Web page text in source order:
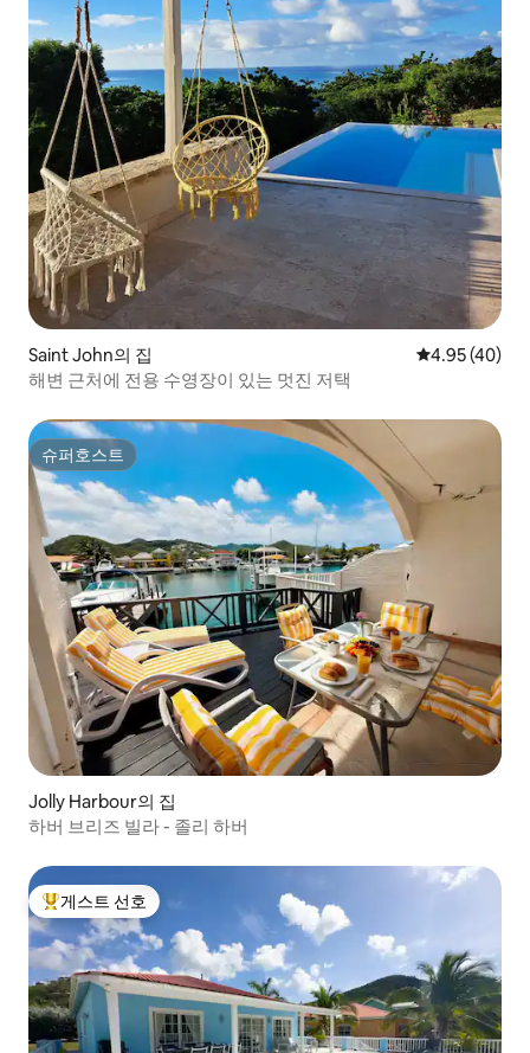
Saint John의 집 평점 4.95점(5
4.95 (40)
해변 근처에 전용 수영장이 있는 멋진 저택
슈퍼호스트
슈퍼호스트
Jolly Harbour의 집
하버 브리즈 빌라 - 졸리 하버
상위 게스트 선호
게스트 선호